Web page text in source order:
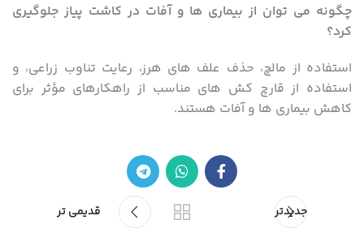
چگونه می توان از بیماری ها و آفات در کاشت پیاز جلوگیری
کرد؟
استفاده از مالچ، حذف علف های هرز، رعایت تناوب زراعی، و
استفاده از قارچ کش های مناسب از راهکارهای مؤثر برای
کاهش بیماری ها و آفات هستند.
جدیدتر قدیمی تر